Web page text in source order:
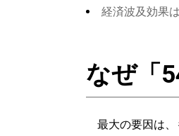
経済波及効果
なぜ「
最大の要因は、